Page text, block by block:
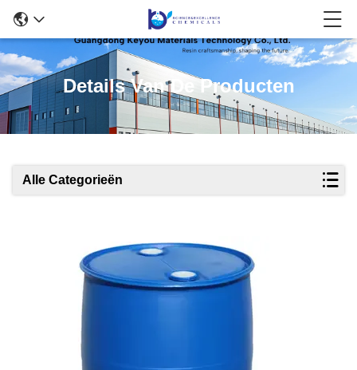
Details Van De Producten
Alle Categorieën